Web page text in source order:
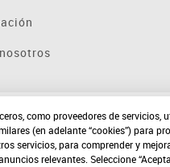
como proveedores de servicios,
(en adelante “cookies”) para
servicios, para comprender y
relevantes. Seleccione